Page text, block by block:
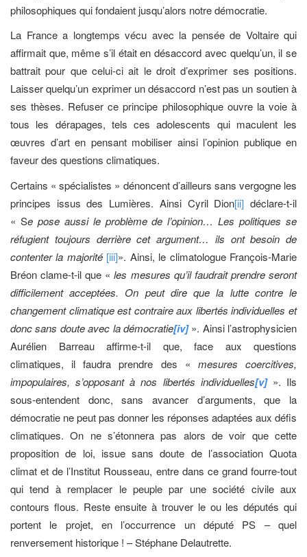
philosophiques qui fondaient jusqu’alors notre démocratie.
La France a longtemps vécu avec la pensée de Voltaire qui
affirmait que, même s’il était en désaccord avec quelqu’un, il se
battrait pour que celui-ci ait le droit d’exprimer ses positions.
Laisser quelqu’un exprimer un désaccord n’est pas un soutien à
ses thèses. Refuser ce principe philosophique ouvre la voie à
tous les dérapages, tels ces adolescents qui maculent les
œuvres d’art en pensant mobiliser ainsi l’opinion publique en
faveur des questions climatiques.
Certains « spécialistes » dénoncent d’ailleurs sans vergogne les
principes issus des Lumières. Ainsi Cyril Dion[ii] déclare-t-il
« Se pose aussi le problème de l’opinion… Les politiques se
réfugient toujours derrière cet argument… ils ont besoin de
contenter la majorité [iii]». Ainsi, le climatologue François-Marie
Bréon clame-t-il que «les mesures qu’il faudrait prendre seront
difficilement acceptées. On peut dire que la lutte contre le
changement climatique est contraire aux libertés individuelles et
donc sans doute avec la démocratie[iv]». Ainsi l’astrophysicien
Aurélien Barreau affirme-t-il que, face aux questions
climatiques, il faudra prendre des « mesures coercitives,
impopulaires, s’opposant à nos libertés individuelles[v]». Ils
sous-entendent donc, sans avancer d’arguments, que la
démocratie ne peut pas donner les réponses adaptées aux défis
climatiques. On ne s’étonnera pas alors de voir que cette
proposition de loi, issue sans doute de l’association Quota
climat et de l’Institut Rousseau, entre dans ce grand fourre-tout
qui tend à remplacer le peuple par une société civile aux
contours flous. Reste ensuite à trouver le ou les députés qui
portent le projet, en l’occurrence un député PS – quel
renversement historique ! – Stéphane Delautrette.